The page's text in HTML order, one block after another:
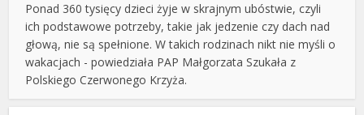
Ponad 360 tysięcy dzieci żyje w skrajnym ubóstwie, czyli
ich podstawowe potrzeby, takie jak jedzenie czy dach nad
głową, nie są spełnione. W takich rodzinach nikt nie myśli o
wakacjach - powiedziała PAP Małgorzata Szukała z
Polskiego Czerwonego Krzyża.